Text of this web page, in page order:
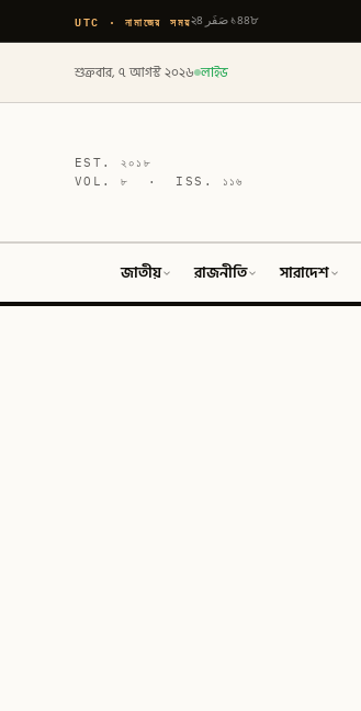
UTC · নামাজের সময় ২৪ صَفَر ১৪৪৮
শুক্রবার, ৭ আগস্ট ২০২৬ লাইভ
EST.২০১৮
VOL.৮ · ISS. ১১৬
জাতীয় রাজনীতি সারাদেশ